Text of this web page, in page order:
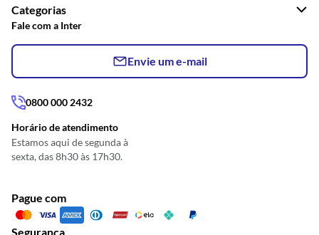
Categorias
Fale com a Inter
Envie um e-mail
0800 000 2432
Horário de atendimento
Estamos aqui de segunda à
sexta, das 8h30 às 17h30.
Pague com
Segurança